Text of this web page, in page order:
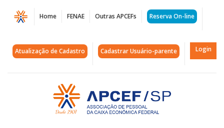
Página
Arquivos
CPTM
APCEF/SP
Home FENAE Outras APCEFs Reserva On-line
Atualização de Cadastro Cadastrar Usuário-parente Login
Acessar
página
inicial